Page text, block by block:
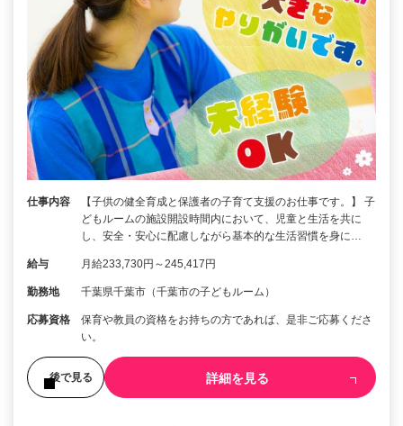
仕事内容
【子供の健全育成と保護者の子育て支援のお仕事です。】 子
どもルームの施設開設時間内において、児童と生活を共に
し、安全・安心に配慮しながら基本的な生活習慣を身に…
給与 月給233,730円～245,417円
勤務地 千葉県千葉市（千葉市の子どもルーム）
応募資格
保育や教員の資格をお持ちの方であれば、是非ご応募くださ
い。
後で見る 詳細を見る